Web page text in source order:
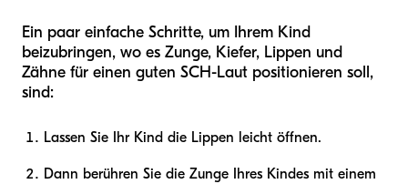
Ein paar einfache Schritte, um Ihrem Kind
beizubringen, wo es Zunge, Kiefer, Lippen und
Zähne für einen guten SCH-Laut positionieren soll,
sind:
Lassen Sie Ihr Kind die Lippen leicht öffnen.
Dann berühren Sie die Zunge Ihres Kindes mit einem